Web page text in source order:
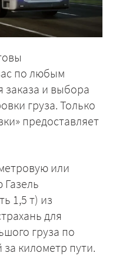
по любым
и выбора
груза. Только
предоставляет
или
1,5 т) из
для
груза по
километр пути.